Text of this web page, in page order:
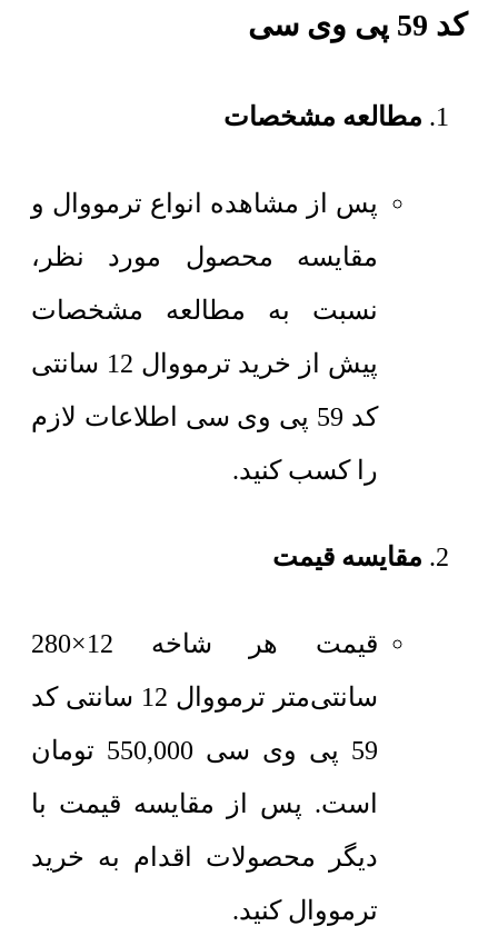
کد 59 پی وی سی
مطالعه مشخصات
پس از مشاهده انواع ترمووال و
مقایسه محصول مورد نظر،
نسبت به مطالعه مشخصات
پیش از خرید ترمووال 12 سانتی
کد 59 پی وی سی اطلاعات لازم
را کسب کنید.
مقایسه قیمت
قیمت هر شاخه 12×280
سانتی‌متر
ترمووال 12 سانتی کد
59 پی وی سی
550,000 تومان
است. پس از مقایسه قیمت با
دیگر محصولات اقدام به خرید
ترمووال کنید.